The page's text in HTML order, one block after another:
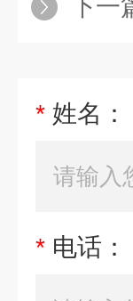
下一
* 姓名：
* 电话：